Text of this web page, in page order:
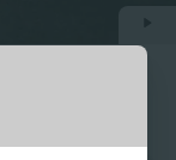
y familiares